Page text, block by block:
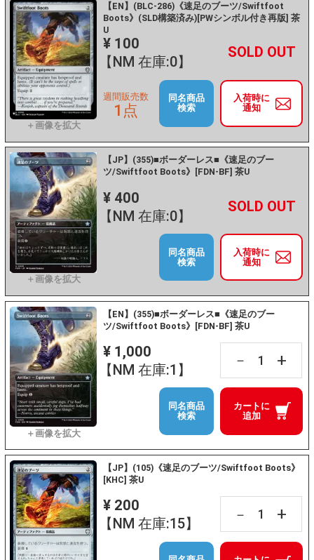
【EN】(BLC-286)《速足のブーツ/Swiftfoot
Boots》(SLD構築済み)[PWシンボル付き再版] 茶
U
¥ 100
【NM 在庫:0】
－ +
入荷時に
通知
週間販売数
1点
同名商品
検索
【JP】(355)■ボーダーレス■《速足のブー
ツ/Swiftfoot Boots》[FDN-BF] 茶U
¥ 400
【NM 在庫:0】
－ +
入荷時に
通知
同名商品
検索
【EN】(355)■ボーダーレス■《速足のブー
ツ/Swiftfoot Boots》[FDN-BF] 茶U
¥ 1,000
【NM 在庫:1】
－ +
カートに
追加
同名商品
検索
【JP】(105)《速足のブーツ/Swiftfoot Boots》
[KHC] 茶U
¥ 200
【NM 在庫:15】
－ +